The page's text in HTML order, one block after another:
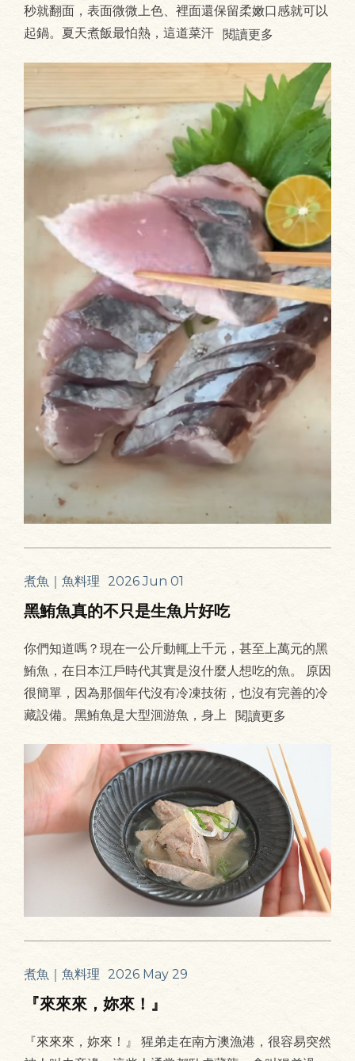
秒就翻面，表面微微上色、裡面還保留柔嫩口感就可以
起鍋。夏天煮飯最怕熱，這道菜汗 閱讀更多
煮魚｜魚料理 2026 Jun 01
黑鮪魚真的不只是生魚片好吃
你們知道嗎？現在一公斤動輒上千元，甚至上萬元的黑
鮪魚，在日本江戶時代其實是沒什麼人想吃的魚。 原因
很簡單，因為那個年代沒有冷凍技術，也沒有完善的冷
藏設備。黑鮪魚是大型洄游魚，身上 閱讀更多
煮魚｜魚料理 2026 May 29
『來來來，妳來！』
『來來來，妳來！』 猩弟走在南方澳漁港，很容易突然